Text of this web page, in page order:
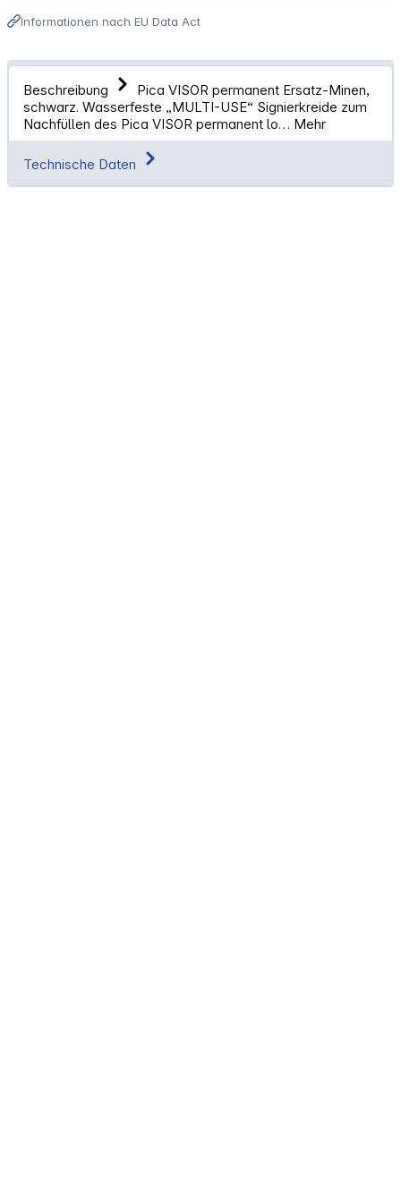
Informationen nach EU Data Act
Beschreibung
Pica VISOR permanent Ersatz-Minen,
schwarz. Wasserfeste „MULTI-USE“ Signierkreide zum
Nachfüllen des Pica VISOR permanent lo… Mehr
Technische Daten